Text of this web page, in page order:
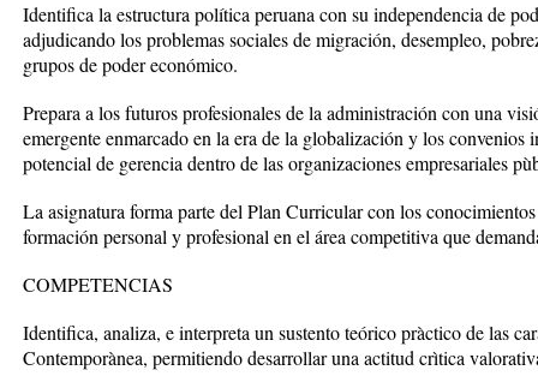
Identifica la estructura política peruana con su independencia de
adjudicando los problemas sociales de migración, desempleo,
grupos de poder económico.
Prepara a los futuros profesionales de la administración con una
emergente enmarcado en la era de la globalización y los
potencial de gerencia dentro de las organizaciones empresariales
La asignatura forma parte del Plan Curricular con los
formación personal y profesional en el área competitiva que
COMPETENCIAS
Identifica, analiza, e interpreta un sustento teórico pràctico de las
Contemporànea, permitiendo desarrollar una actitud crìtica